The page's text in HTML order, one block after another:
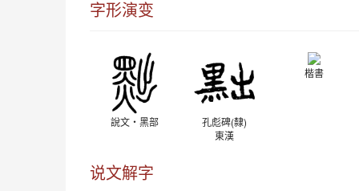
字形演变
說文‧黑部
孔彪碑(隸)
東漢
楷書
说文解字